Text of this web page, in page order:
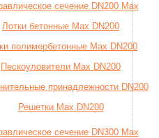
сечение DN200 Max
Лотки бетонные Max DN200
полимербетонные Max DN200
Пескоуловители Max DN200
принадлежности DN200
Решетки Max DN200
сечение DN300 Max